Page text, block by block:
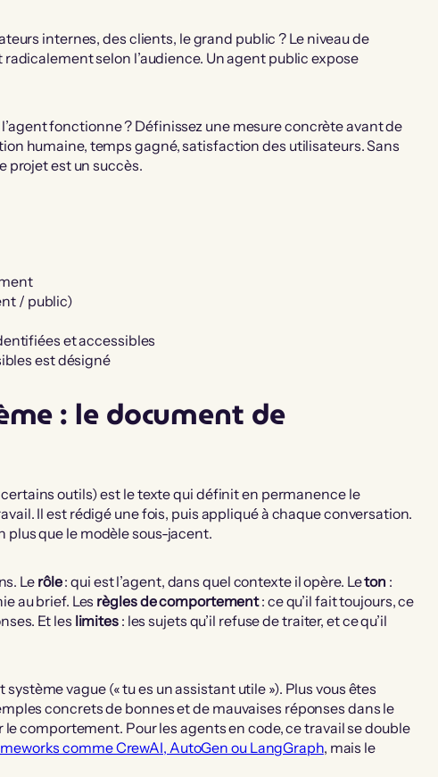
internes, des clients, le grand public ? Le niveau de
selon l’audience. Un agent public expose
fonctionne ? Définissez une mesure concrète avant de
humaine, temps gagné, satisfaction des utilisateurs. Sans
projet est un succès.
/ public)
et accessibles
est désigné
: le document de
outils) est le texte qui définit en permanence le
Il est rédigé une fois, puis appliqué à chaque conversation.
plus que le modèle sous-jacent.
Le rôle: qui est l’agent, dans quel contexte il opère. Leton :
au brief. Les règles de comportement: ce qu’il fait toujours, ce
Et les limites: les sujets qu’il refuse de traiter, et ce qu’il
vague (« tu es un assistant utile »). Plus vous êtes
concrets de bonnes et de mauvaises réponses dans le
comportement. Pour les agents en code, ce travail se double
comme CrewAI, AutoGen ou LangGraph, mais le